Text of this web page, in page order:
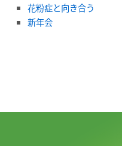
花粉症と向き合う
新年会
平金